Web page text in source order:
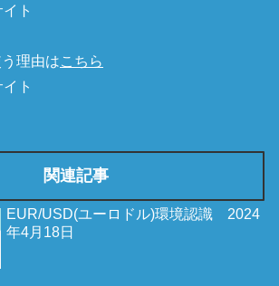
ト
理由はこちら
ト
関連記事
EUR/USD(ユーロドル)環境認識 2024
年4月18日